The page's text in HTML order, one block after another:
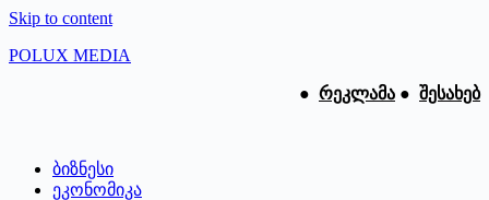
Skip to content
POLUX MEDIA
● რეკლამა ● შესახებ
ბიზნესი
ეკონომიკა